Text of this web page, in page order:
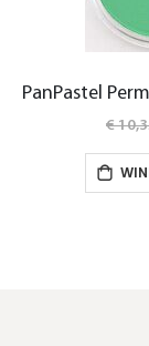
PanPastel
€